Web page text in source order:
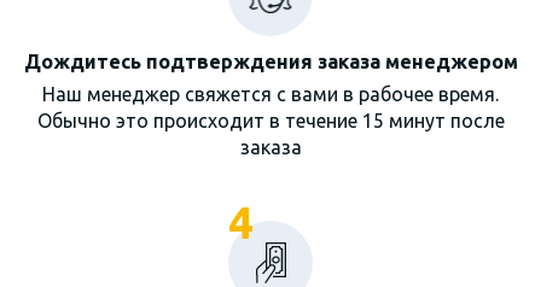
Дождитесь подтверждения заказа менеджером
Наш менеджер свяжется с вами в рабочее время.
Обычно это происходит в течение 15 минут после
заказа
4